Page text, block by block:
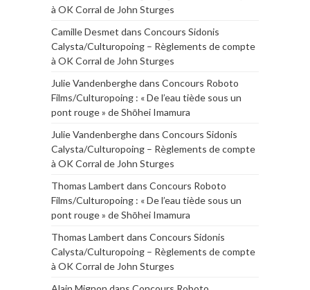
à OK Corral de John Sturges
Camille Desmet dans Concours Sidonis
Calysta/Culturopoing – Règlements de compte
à OK Corral de John Sturges
Julie Vandenberghedans Concours Roboto
Films/Culturopoing : « De l’eau tiède sous un
pont rouge » de Shōhei Imamura
Julie Vandenberghedans Concours Sidonis
Calysta/Culturopoing – Règlements de compte
à OK Corral de John Sturges
Thomas Lambert dans Concours Roboto
Films/Culturopoing : « De l’eau tiède sous un
pont rouge » de Shōhei Imamura
Thomas Lambert dans Concours Sidonis
Calysta/Culturopoing – Règlements de compte
à OK Corral de John Sturges